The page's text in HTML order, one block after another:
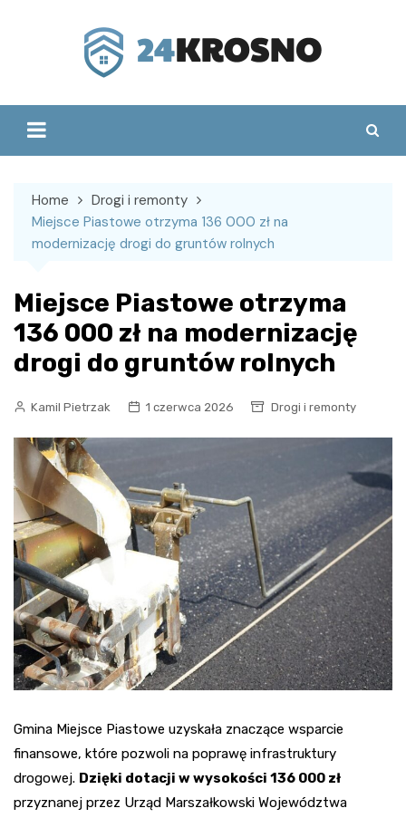
Home
Drogi i remonty
Miejsce Piastowe otrzyma 136 000 zł na
modernizację drogi do gruntów rolnych
Miejsce Piastowe otrzyma
136 000 zł na modernizację
drogi do gruntów rolnych
Kamil Pietrzak 1 czerwca 2026 Drogi i remonty
Gmina Miejsce Piastowe uzyskała znaczące wsparcie
finansowe, które pozwoli na poprawę infrastruktury
drogowej. Dzięki dotacji w wysokości 136 000 zł
przyznanej przez Urząd Marszałkowski Województwa